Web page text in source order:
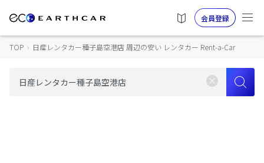
会員登録
TOP › 日産レンタカー種子島空港店 周辺の安い レンタカー Rent-a-Car